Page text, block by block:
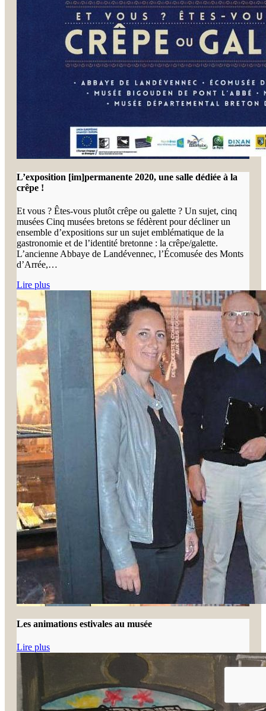
L’exposition [im]permanente 2020, une salle dédiée à la
crêpe !
Et vous ? Êtes-vous plutôt crêpe ou galette ? Un sujet, cinq
musées Cinq musées bretons se fédèrent pour décliner un
ensemble d’expositions sur un sujet emblématique de la
gastronomie et de l’identité bretonne : la crêpe/galette.
L’ancienne Abbaye de Landévennec, l’Écomusée des Monts
d’Arrée,…
Lire plus
Les animations estivales au musée
Lire plus